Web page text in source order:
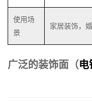
使用场
景
家居装饰，
广泛的装饰面（电